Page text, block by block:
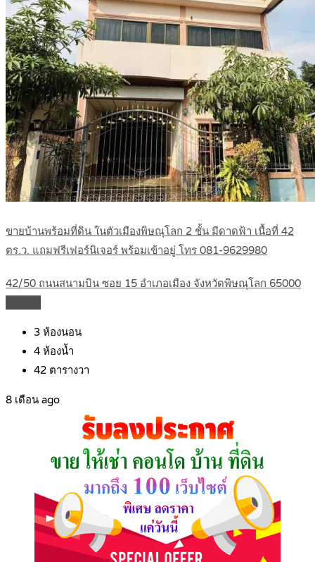
ขายบ้านพร้อมที่ดิน ในตัวเมืองพิษณุโลก 2 ชั้น มีดาดฟ้า เนื้อที่ 42
ตร.ว. แถมฟรีเฟอร์นิเจอร์ พร้อมเข้าอยู่ โทร 081-9629980
42/50 ถนนสนามบิน ซอย 15 อำเภอเมือง จังหวัดพิษณุโลก 65000
3 ห้องนอน
4 ห้องน้ำ
42 ตารางวา
8 เดือน ago